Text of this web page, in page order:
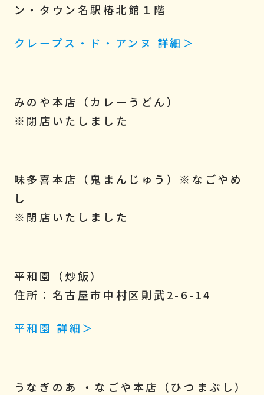
ン・タウン名駅椿北館１階
クレープス・ド・アンヌ 詳細＞
みのや本店（カレーうどん）
※閉店いたしました
味多喜本店（鬼まんじゅう） ※なごやめ
し
※閉店いたしました
平和園（炒飯）
住所：名古屋市中村区則武2-6-14
平和園 詳細＞
うなぎのあ ・なごや本店（ひつまぶし）